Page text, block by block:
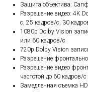
Защита объектива:
Разрешение видео: 4K
с, 25 кадров/с, 30
1080p Dolby Vision
или 60 кадров/с
720p Dolby Vision
Разрешение
Разрешение видео
частотой до 60 кадров/с
Замедленная съемка